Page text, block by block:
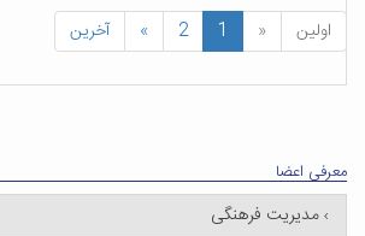
اولین «
1
2
» آخرین
معرفی اعضا
مدیریت فرهنگی